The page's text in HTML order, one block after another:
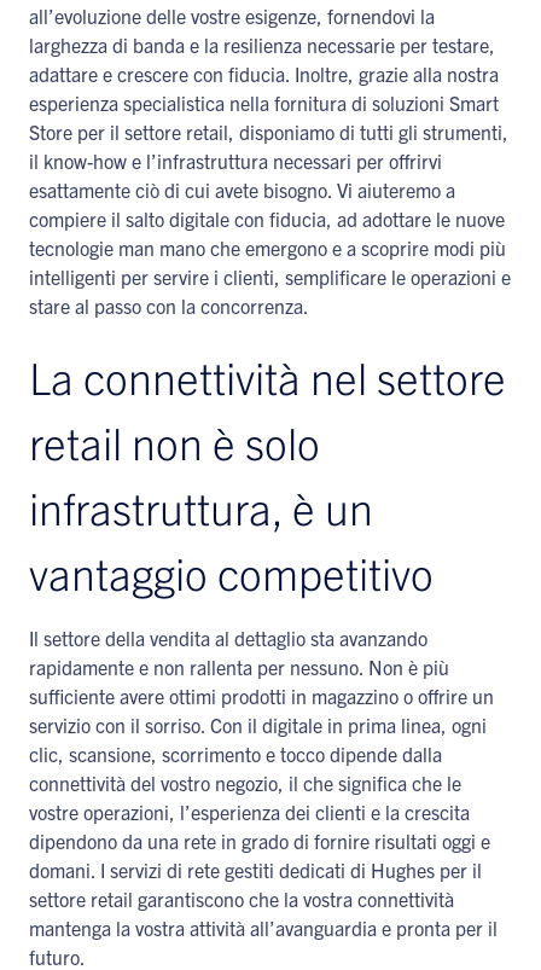
all’evoluzione delle vostre esigenze, fornendovi la
larghezza di banda e la resilienza necessarie per testare,
adattare e crescere con fiducia. Inoltre, grazie alla nostra
esperienza specialistica nella fornitura di soluzioni Smart
Store per il settore retail, disponiamo di tutti gli strumenti,
il know-how e l’infrastruttura necessari per offrirvi
esattamente ciò di cui avete bisogno. Vi aiuteremo a
compiere il salto digitale con fiducia, ad adottare le nuove
tecnologie man mano che emergono e a scoprire modi più
intelligenti per servire i clienti, semplificare le operazioni e
stare al passo con la concorrenza.
La connettività nel settore
retail non è solo
infrastruttura, è un
vantaggio competitivo
Il settore della vendita al dettaglio sta avanzando
rapidamente e non rallenta per nessuno. Non è più
sufficiente avere ottimi prodotti in magazzino o offrire un
servizio con il sorriso. Con il digitale in prima linea, ogni
clic, scansione, scorrimento e tocco dipende dalla
connettività del vostro negozio, il che significa che le
vostre operazioni, l’esperienza dei clienti e la crescita
dipendono da una rete in grado di fornire risultati oggi e
domani. I servizi di rete gestiti dedicati di Hughes per il
settore retail garantiscono che la vostra connettività
mantenga la vostra attività all’avanguardia e pronta per il
futuro.